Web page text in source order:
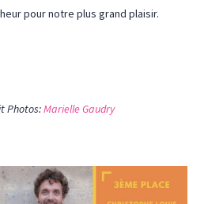
pour notre plus grand plaisir.
Photos:Marielle Gaudry